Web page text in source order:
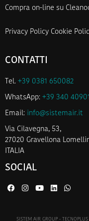
Compra on-line su
Privacy Policy Cookie
CONTATTI
Tel. +39 0381 650082
WhatsApp: +39 340
Email: info@sistemair.it
Via Cilavegna, 53,
27020 Gravellona
ITALIA
SOCIAL
SISTEM AIR GROUP -